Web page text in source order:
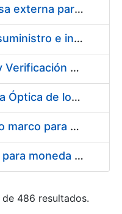
Servicios de una empresa externa para el asesoramiento y resolución de los recursos de alzada que se presentan relacionados con procesos de selección para la FNMT-RCM
Acuerdo marco para el suministro e instalación de persianas, estores y otros complementos
Servicio de Calibración y Verificación Externa de los Equipos de Medición del Servicio de Prevención de la FNMT-RCM
Conexión mediante Fibra Óptica de los Centros de Proceso de Datos (CPDs) de las sedes de la FNMT-RCM de Burgos y Madrid
Contratación de acuerdo marco para el Suministro de Material de Electricidad para la Fábrica Nacional de Moneda y Timbre-Real Casa de la Moneda en su centro de trabajo de Burgos
Suministro de estuches para moneda de 30 €
486 resultados.